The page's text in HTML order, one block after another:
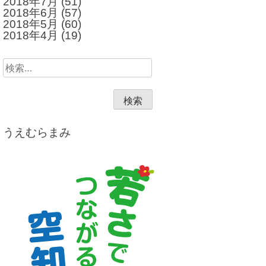
2018年6月 (57)
2018年5月 (60)
2018年4月 (19)
検
索:
うえむらまみ